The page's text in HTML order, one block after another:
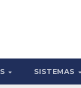
SISTEMAS